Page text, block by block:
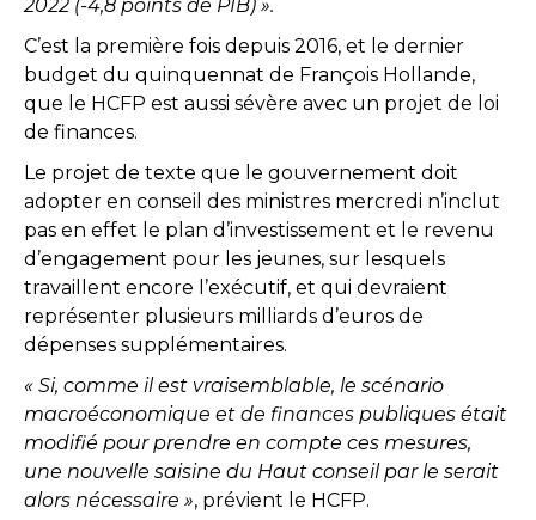
2022 (-4,8 points de PIB) ».
C’est la première fois depuis 2016, et le dernier
budget du quinquennat de François Hollande,
que le HCFP est aussi sévère avec un projet de loi
de finances.
Le projet de texte que le gouvernement doit
adopter en conseil des ministres mercredi n’inclut
pas en effet le plan d’investissement et le revenu
d’engagement pour les jeunes, sur lesquels
travaillent encore l’exécutif, et qui devraient
représenter plusieurs milliards d’euros de
dépenses supplémentaires.
« Si, comme il est vraisemblable, le scénario
macroéconomique et de finances publiques était
modifié pour prendre en compte ces mesures,
une nouvelle saisine du Haut conseil par le serait
alors nécessaire », prévient le HCFP.